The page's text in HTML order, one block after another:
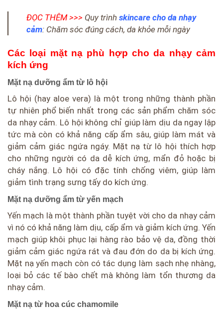
ĐỌC THÊM >>> Quy trình skincare cho da nhạy
cảm: Chăm sóc đúng cách, da khỏe mỗi ngày
Các loại mặt nạ phù hợp cho da nhạy cảm
kích ứng
Mặt nạ dưỡng ẩm từ lô hội
Lô hội (hay aloe vera) là một trong những thành phần
tự nhiên phổ biến nhất trong các sản phẩm chăm sóc
da nhạy cảm. Lô hội không chỉ giúp làm dịu da ngay lập
tức mà còn có khả năng cấp ẩm sâu, giúp làm mát và
giảm cảm giác ngứa ngáy. Mặt nạ từ lô hội thích hợp
cho những người có da dễ kích ứng, mẩn đỏ hoặc bị
cháy nắng. Lô hội có đặc tính chống viêm, giúp làm
giảm tình trạng sưng tấy do kích ứng.
Mặt nạ dưỡng ẩm từ yến mạch
Yến mạch là một thành phần tuyệt vời cho da nhạy cảm
vì nó có khả năng làm dịu, cấp ẩm và giảm kích ứng. Yến
mạch giúp khôi phục lại hàng rào bảo vệ da, đồng thời
giảm cảm giác ngứa rát và đau đớn do da bị kích ứng.
Mặt nạ yến mạch còn có tác dụng làm sạch nhẹ nhàng,
loại bỏ các tế bào chết mà không làm tổn thương da
nhạy cảm.
Mặt nạ từ hoa cúc chamomile